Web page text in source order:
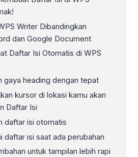
Writer Dibandingkan
dan Google Document
Daftar Isi Otomatis di WPS
gaya heading dengan tepat
kursor di lokasi kamu akan
Daftar Isi
daftar isi otomatis
daftar isi saat ada perubahan
untuk tampilan lebih rapi